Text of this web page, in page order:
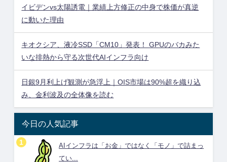
イビデンvs太陽誘電｜業績上方修正の中身で株価が真逆
に動いた理由
キオクシア、液冷SSD「CM10」発表！ GPUのバカみた
いな排熱から守る次世代AIインフラ向け
日銀9月利上げ観測が急浮上｜OIS市場は90%超を織り込
み、金利波及の全体像を読む
今日の人気記事
AIインフラは「お金」ではなく「モノ」で詰まっ
てい...